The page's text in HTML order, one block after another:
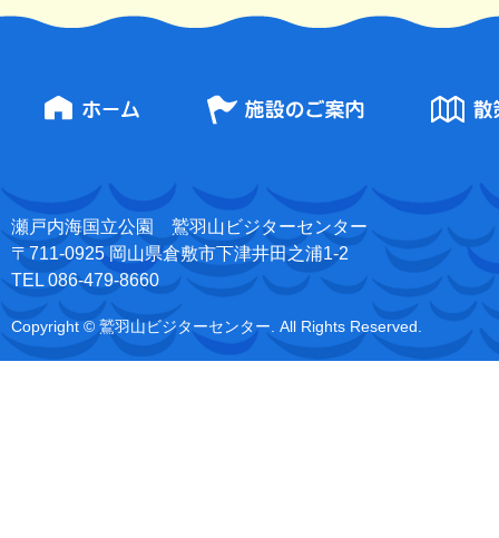
瀬戸内海国立公園 鷲羽山ビジターセンター
〒711-0925 岡山県倉敷市下津井田之浦1-2
TEL 086-479-8660
Copyright © 鷲羽山ビジターセンター. All Rights Reserved.